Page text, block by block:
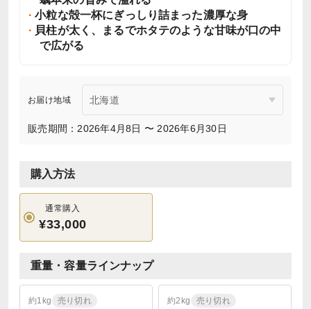
小粒な殻一杯にぎっしり詰まった濃厚な身
貝柱が太く、まるでホタテのような甘味が口の中
で広がる
お届け地域
販売期間：2026年4月8日 〜 2026年6月30日
購入方法
通常購入
¥33,000
重量・容量ラインナップ
約1kg 売り切れ 約2kg 売り切れ